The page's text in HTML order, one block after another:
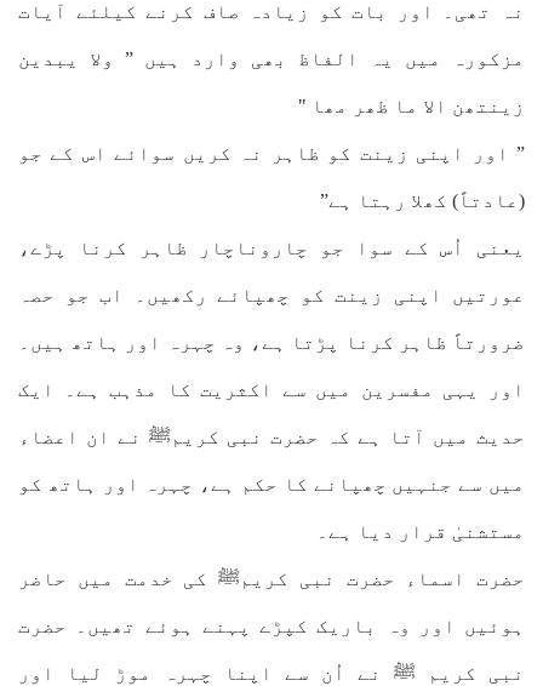
نہ تھی۔ اور بات کو زیادہ صاف کرنے کیلئے آیات
مزکورہ میں یہ الفاظ بھی وارد ہیں ” ولا یبدین
زینتھن الا ما ظھر مھا "
” اور اپنی زینت کو ظاہر نہ کریں سوائے اس کے جو
(عادتاً) کھلا رہتا ہے”
یعنی اُس کے سوا جو چاروناچار ظاہر کرنا پڑے،
عورتیں اپنی زینت کو چھپائے رکھیں۔ اب جو حصہ
ضرورتاً ظاہر کرنا پڑتا ہے، وہ چہرہ اور ہاتھ ہیں۔
اور یہی مفسرین میں سے اکثریت کا مذہب ہے۔ ایک
حدیث میں آتا ہے کہ حضرت نبی کریمﷺ نے ان اعضاء
میں سے جنہیں چھپانے کا حکم ہے، چہرہ اور ہاتھ کو
مستشنیٰ قرار دیا ہے۔
حضرت اسماء حضرت نبی کریمﷺ کی خدمت میں حاضر
ہوئیں اور وہ باریک کپڑے پہنے ہوئے تھیں۔ حضرت
نبی کریم ﷺ نے اُن سے اپنا چہرہ موڑ لیا اور